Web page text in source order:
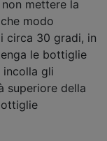
mettere la
modo
circa 30 gradi, in
le bottiglie
incolla gli
superiore della